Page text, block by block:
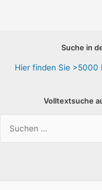
Suche in
Hier finden Sie >5000
Volltextsuche
nach: